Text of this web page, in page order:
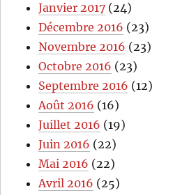
Janvier 2017 (24)
Décembre 2016 (23)
Novembre 2016 (23)
Octobre 2016 (23)
Septembre 2016 (12)
Août 2016 (16)
Juillet 2016 (19)
Juin 2016 (22)
Mai 2016 (22)
Avril 2016 (25)